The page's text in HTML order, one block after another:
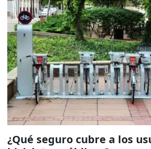
¿Qué seguro cubre a los